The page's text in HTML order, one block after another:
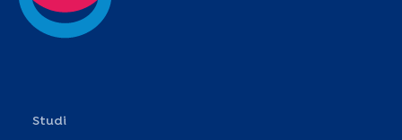
Studi